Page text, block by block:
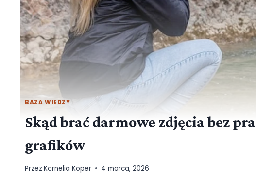
BAZA WIEDZY
Skąd brać darmowe zdjęcia bez
grafików
Przez Kornelia Koper 4 marca, 2026